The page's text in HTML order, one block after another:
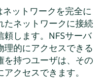
ットワークを完全に
たネットワークに接続
します。NFSサーバ
理的にアクセスできる
を持つユーザは、その
クセスできます。